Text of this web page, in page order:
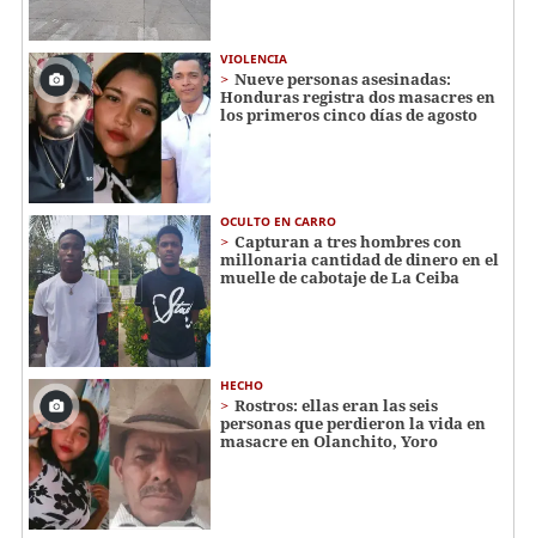
VIOLENCIA
Nueve personas asesinadas:
Honduras registra dos masacres en
los primeros cinco días de agosto
OCULTO EN CARRO
Capturan a tres hombres con
millonaria cantidad de dinero en el
muelle de cabotaje de La Ceiba
HECHO
Rostros: ellas eran las seis
personas que perdieron la vida en
masacre en Olanchito, Yoro